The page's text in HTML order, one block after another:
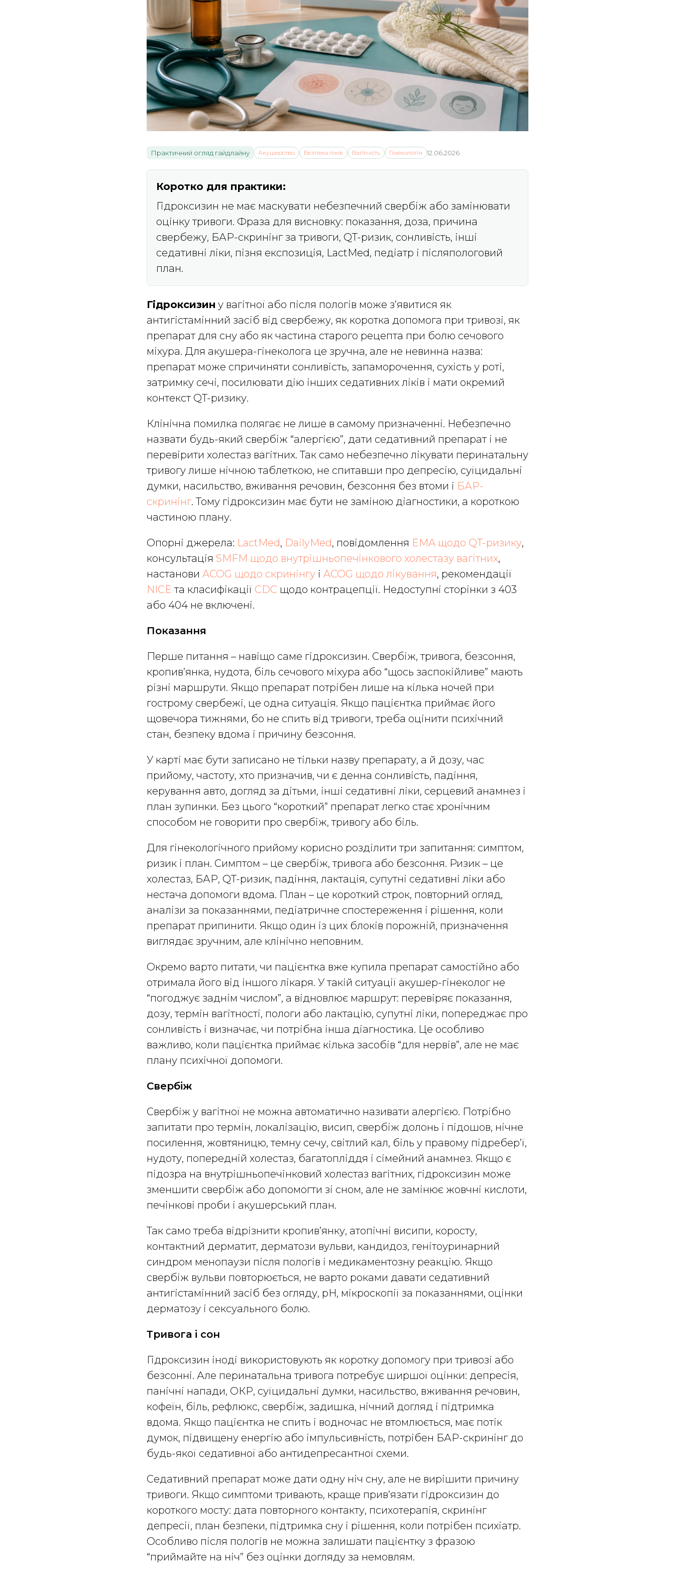
Практичний огляд гайдлайну Акушерство Безпека ліків Вагітність Гінекологія 12.06.2026
Коротко для практики:
Гідроксизин не має маскувати небезпечний свербіж або замінювати
оцінку тривоги. Фраза для висновку: показання, доза, причина
свербежу, БАР-скринінг за тривоги, QT-ризик, сонливість, інші
седативні ліки, пізня експозиція, LactMed, педіатр і післяпологовий
план.
Гідроксизин у вагітної або після пологів може з’явитися як
антигістамінний засіб від свербежу, як коротка допомога при тривозі, як
препарат для сну або як частина старого рецепта при болю сечового
міхура. Для акушера-гінеколога це зручна, але не невинна назва:
препарат може спричиняти сонливість, запаморочення, сухість у роті,
затримку сечі, посилювати дію інших седативних ліків і мати окремий
контекст QT-ризику.
Клінічна помилка полягає не лише в самому призначенні. Небезпечно
назвати будь-який свербіж “алергією”, дати седативний препарат і не
перевірити холестаз вагітних. Так само небезпечно лікувати перинатальну
тривогу лише нічною таблеткою, не спитавши про депресію, суїцидальні
думки, насильство, вживання речовин, безсоння без втоми і БАР-
скринінг. Тому гідроксизин має бути не заміною діагностики, а короткою
частиною плану.
Опорні джерела: LactMed, DailyMed, повідомлення EMA щодо QT-ризику,
консультація SMFM щодо внутрішньопечінкового холестазу вагітних,
настанови ACOG щодо скринінгу і ACOG щодо лікування, рекомендації
NICE та класифікації CDC щодо контрацепції. Недоступні сторінки з 403
або 404 не включені.
Показання
Перше питання – навіщо саме гідроксизин. Свербіж, тривога, безсоння,
кропив’янка, нудота, біль сечового міхура або “щось заспокійливе” мають
різні маршрути. Якщо препарат потрібен лише на кілька ночей при
гострому свербежі, це одна ситуація. Якщо пацієнтка приймає його
щовечора тижнями, бо не спить від тривоги, треба оцінити психічний
стан, безпеку вдома і причину безсоння.
У карті має бути записано не тільки назву препарату, а й дозу, час
прийому, частоту, хто призначив, чи є денна сонливість, падіння,
керування авто, догляд за дітьми, інші седативні ліки, серцевий анамнез і
план зупинки. Без цього “короткий” препарат легко стає хронічним
способом не говорити про свербіж, тривогу або біль.
Для гінекологічного прийому корисно розділити три запитання: симптом,
ризик і план. Симптом – це свербіж, тривога або безсоння. Ризик – це
холестаз, БАР, QT-ризик, падіння, лактація, супутні седативні ліки або
нестача допомоги вдома. План – це короткий строк, повторний огляд,
аналізи за показаннями, педіатричне спостереження і рішення, коли
препарат припинити. Якщо один із цих блоків порожній, призначення
виглядає зручним, але клінічно неповним.
Окремо варто питати, чи пацієнтка вже купила препарат самостійно або
отримала його від іншого лікаря. У такій ситуації акушер-гінеколог не
“погоджує заднім числом”, а відновлює маршрут: перевіряє показання,
дозу, термін вагітності, пологи або лактацію, супутні ліки, попереджає про
сонливість і визначає, чи потрібна інша діагностика. Це особливо
важливо, коли пацієнтка приймає кілька засобів “для нервів”, але не має
плану психічної допомоги.
Свербіж
Свербіж у вагітної не можна автоматично називати алергією. Потрібно
запитати про термін, локалізацію, висип, свербіж долонь і підошов, нічне
посилення, жовтяницю, темну сечу, світлий кал, біль у правому підребер’ї,
нудоту, попередній холестаз, багатопліддя і сімейний анамнез. Якщо є
підозра на внутрішньопечінковий холестаз вагітних, гідроксизин може
зменшити свербіж або допомогти зі сном, але не замінює жовчні кислоти,
печінкові проби і акушерський план.
Так само треба відрізнити кропив’янку, атопічні висипи, коросту,
контактний дерматит, дерматози вульви, кандидоз, генітоуринарний
синдром менопаузи після пологів і медикаментозну реакцію. Якщо
свербіж вульви повторюється, не варто роками давати седативний
антигістамінний засіб без огляду, pH, мікроскопії за показаннями, оцінки
дерматозу і сексуального болю.
Тривога і сон
Гідроксизин іноді використовують як коротку допомогу при тривозі або
безсонні. Але перинатальна тривога потребує ширшої оцінки: депресія,
панічні напади, ОКР, суїцидальні думки, насильство, вживання речовин,
кофеїн, біль, рефлюкс, свербіж, задишка, нічний догляд і підтримка
вдома. Якщо пацієнтка не спить і водночас не втомлюється, має потік
думок, підвищену енергію або імпульсивність, потрібен БАР-скринінг до
будь-якої седативної або антидепресантної схеми.
Седативний препарат може дати одну ніч сну, але не вирішити причину
тривоги. Якщо симптоми тривають, краще прив’язати гідроксизин до
короткого мосту: дата повторного контакту, психотерапія, скринінг
депресії, план безпеки, підтримка сну і рішення, коли потрібен психіатр.
Особливо після пологів не можна залишати пацієнтку з фразою
“приймайте на ніч” без оцінки догляду за немовлям.